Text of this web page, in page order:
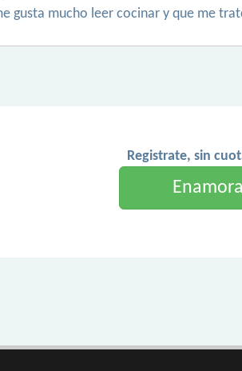
gusta mucho leer cocinar y que me
Registrate, sin